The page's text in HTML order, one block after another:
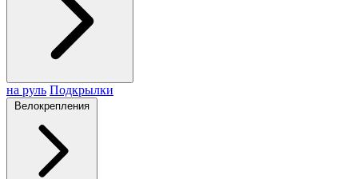
на руль Подкрылки
Велокрепления